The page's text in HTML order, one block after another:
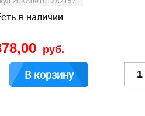
в наличии
руб.
В корзину